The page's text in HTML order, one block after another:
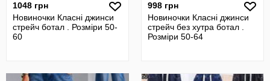
1048 грн
Новиночки Класні джинси
стрейч ботал . Розміри 50-
60
998 грн
Новиночки Класні джинси
стрейч без хутра ботал .
Розміри 50-64